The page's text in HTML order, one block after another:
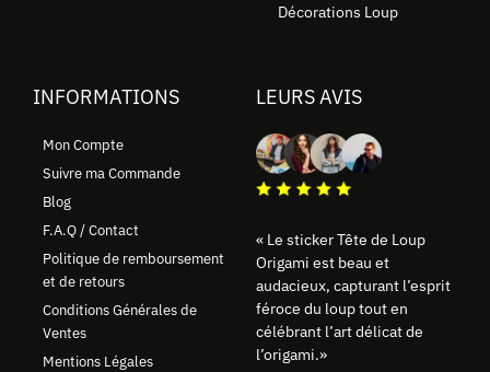
Décorations Loup
INFORMATIONS
Mon Compte
Suivre ma Commande
Blog
F.A.Q / Contact
Politique de remboursement
et de retours
Conditions Générales de
Ventes
Mentions Légales
LEURS AVIS
« Le sticker Tête de Loup
Origami est beau et
audacieux, capturant l’esprit
féroce du loup tout en
célébrant l’art délicat de
l’origami.»